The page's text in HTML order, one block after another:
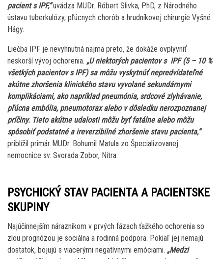
pacient s IPF,“uvádza MUDr. Róbert Slivka, PhD, z Národného
ústavu tuberkulózy, pľúcnych chorôb a hrudníkovej chirurgie Vyšné
Hágy.
Liečba IPF je nevyhnutná najmä preto, že dokáže ovplyvniť
neskorší vývoj ochorenia. „U niektorých pacientov s IPF (5 – 10 %
všetkých pacientov s IPF) sa môžu vyskytnúť nepredvídateľné
akútne zhoršenia klinického stavu vyvolané sekundárnymi
komplikáciami, ako napríklad pneumónia, srdcové zlyhávanie,
pľúcna embólia, pneumotorax alebo v dôsledku nerozpoznanej
príčiny. Tieto akútne udalosti môžu byť fatálne alebo môžu
spôsobiť podstatné a ireverzibilné zhoršenie stavu pacienta,“
priblížil primár MUDr. Bohumil Matula zo Špecializovanej
nemocnice sv. Svorada Zobor, Nitra.
PSYCHICKÝ STAV PACIENTA A PACIENTSKE
SKUPINY
Najúčinnejším nárazníkom v prvých fázach ťažkého ochorenia so
zlou prognózou je sociálna a rodinná podpora. Pokiaľ jej nemajú
dostatok, bojujú s viacerými negatívnymi emóciami. „Medzi